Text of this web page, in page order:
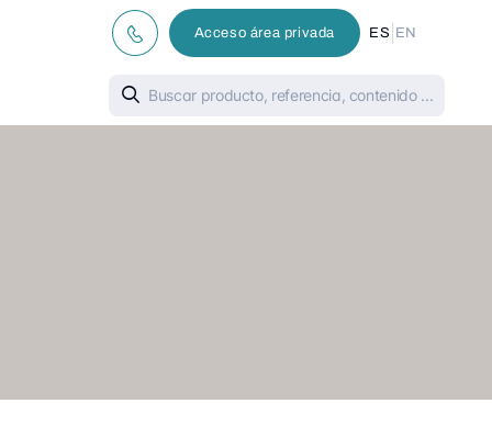
Acceso área privada ES EN